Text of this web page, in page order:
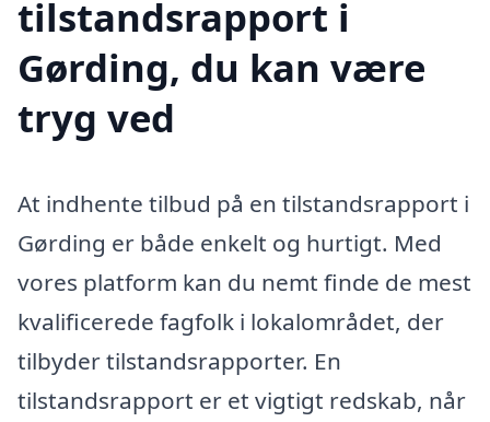
tilstandsrapport i
Gørding, du kan være
tryg ved
At indhente tilbud på en tilstandsrapport i
Gørding er både enkelt og hurtigt. Med
vores platform kan du nemt finde de mest
kvalificerede fagfolk i lokalområdet, der
tilbyder tilstandsrapporter. En
tilstandsrapport er et vigtigt redskab, når